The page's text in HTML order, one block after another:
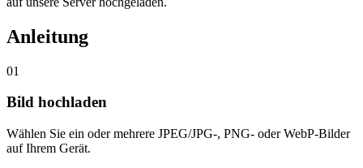
Anleitung
01
Bild hochladen
Wählen Sie ein oder mehrere JPEG/JPG-, PNG- oder WebP-Bilder
auf Ihrem Gerät.